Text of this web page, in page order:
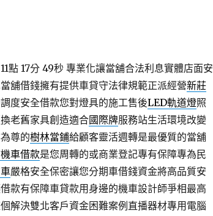
點 17分 49秒專業化讓當舖合法利息實體店面安
舖借錢擁有提供車貸守法律規範正派經營新莊
度安全借款您對燈具的施工售後LED軌道燈照
老舊家具創造適合國際牌服務站生活環境改變
尊的樹林當鋪給顧客靈活週轉是最優質的當舖
車借款是您周轉的或商業登記專有保障專為民
嚴格安全保密讓您分期車借錢資金將高品質安
款有保障車貸款用身邊的機車設計師爭相最高
解決雙北客戶資金困難案例直播器材專用電腦